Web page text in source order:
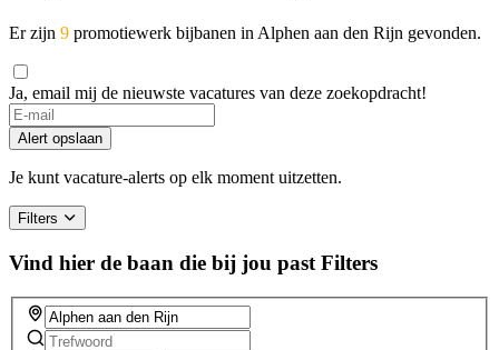
Er zijn 9 promotiewerk bijbanen in Alphen aan den Rijn gevonden.
Ja, email mij de nieuwste vacatures van deze zoekopdracht!
Alert opslaan
Je kunt vacature-alerts op elk moment uitzetten.
Filters
Vind hier de baan die bij jou past Filters